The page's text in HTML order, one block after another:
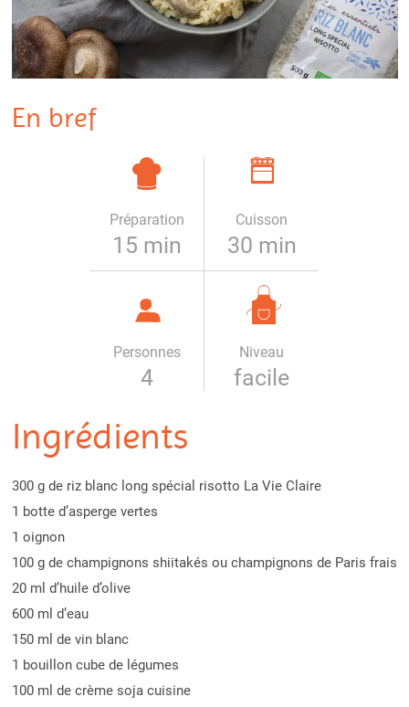
En bref
Préparation
15 min
Cuisson
30 min
Personnes
4
Niveau
facile
Ingrédients
300 g de riz blanc long spécial risotto La Vie Claire
1 botte d’asperge vertes
1 oignon
100 g de champignons shiitakés ou champignons de Paris frais
20 ml d’huile d’olive
600 ml d’eau
150 ml de vin blanc
1 bouillon cube de légumes
100 ml de crème soja cuisine